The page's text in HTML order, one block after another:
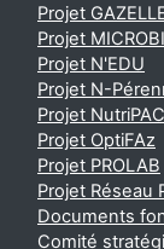
Projet
Projet
Projet N'EDU
Projet N-
Projet NutriPAC
Projet OptiFAz
Projet PROLAB
Projet Réseau
Documents
Comité